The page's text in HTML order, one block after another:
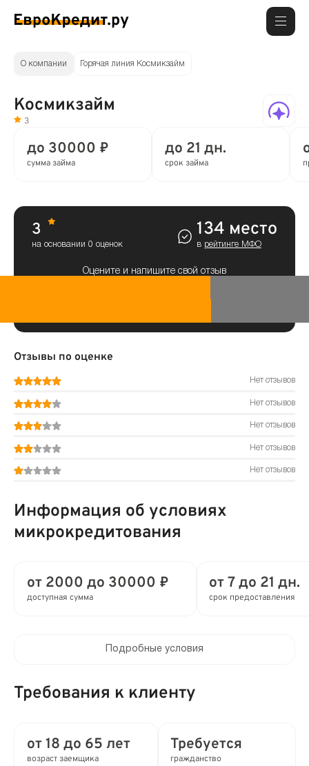
О компании Горячая линия Космикзайм
Космикзайм
3
до 30000 ₽
сумма займа
до 21 дн.
срок займа
3
на основании 0 оценок
134 место
в рейтинге МФО
Оцените и напишите свой отзыв
Отзывы по оценке
Нет отзывов
Нет отзывов
Нет отзывов
Нет отзывов
Нет отзывов
Информация об условиях
микрокредитования
от 2000 до 30000 ₽
доступная сумма
от 7 до 21 дн.
срок предоставления
от 0 до 0.8%
Подробные условия
Требования к клиенту
от 18 до 65 лет
возраст заемщика
Требуется
гражданство